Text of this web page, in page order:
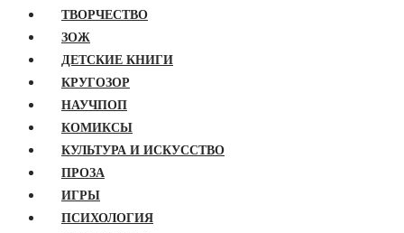
ТВОРЧЕСТВО
ЗОЖ
ДЕТСКИЕ КНИГИ
КРУГОЗОР
НАУЧПОП
КОМИКСЫ
КУЛЬТУРА И ИСКУССТВО
ПРОЗА
ИГРЫ
ПСИХОЛОГИЯ